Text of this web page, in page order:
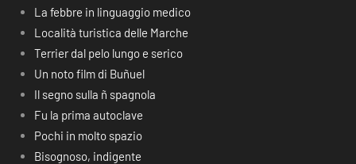
La febbre in linguaggio medico
Località turistica delle Marche
Terrier dal pelo lungo e serico
Un noto film di Buñuel
Il segno sulla ñ spagnola
Fu la prima autoclave
Pochi in molto spazio
Bisognoso, indigente